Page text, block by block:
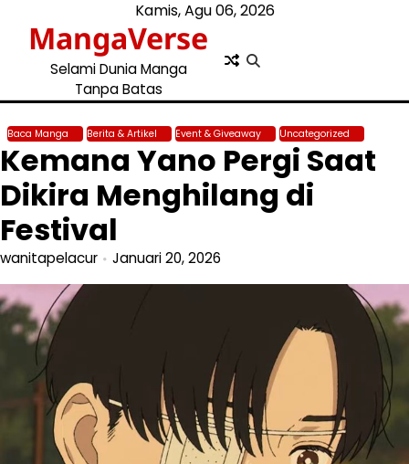
content
Kamis, Agu 06, 2026
MangaVerse
Selami Dunia Manga
Tanpa Batas
Baca Manga Berita & Artikel Event & Giveaway Uncategorized
Kemana Yano Pergi Saat
Dikira Menghilang di
Festival
wanitapelacur Januari 20, 2026